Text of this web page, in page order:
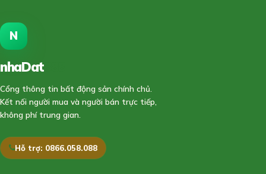
N
nhaDat
Cổng thông tin bất động sản chính chủ.
Kết nối người mua và người bán trực tiếp,
không phí trung gian.
Hỗ trợ: 0866.058.088